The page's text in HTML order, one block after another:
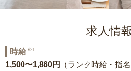
求人情
時給 ※1
1,500〜1,860円
（ランク時給・指